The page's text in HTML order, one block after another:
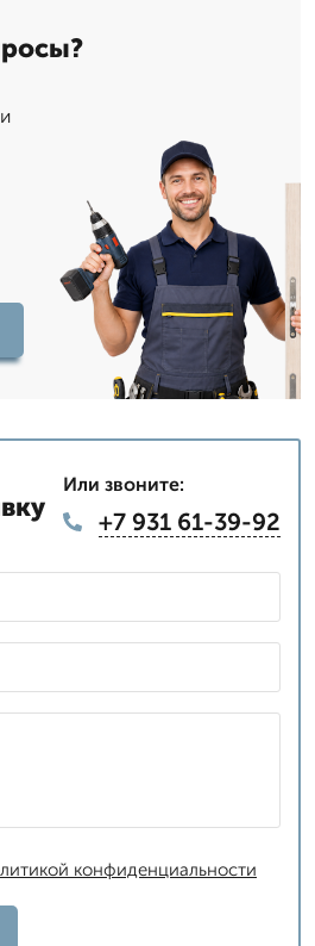
Или звоните:
+7 931 61-39-92
конфиденциальности